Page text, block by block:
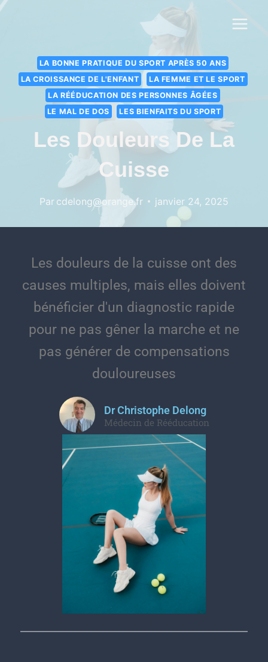
LA BONNE PRATIQUE DU SPORT APRÈS 50 ANS
LA CROISSANCE DE L'ENFANT
LA FEMME ET LE SPORT
LA RÉÉDUCATION DES PERSONNES ÂGÉES
LE MAL DE DOS
LES BIENFAITS DU SPORT
Les Douleurs De La
Cuisse
Par cdelong@orange.fr janvier 24, 2025
Les douleurs de la cuisse ont des
causes multiples, mais elles doivent
bénéficier d'un diagnostic rapide
pour ne pas gêner la marche et ne
pas générer de compensations
douloureuses
Dr Christophe Delong
Médecin de Rééducation